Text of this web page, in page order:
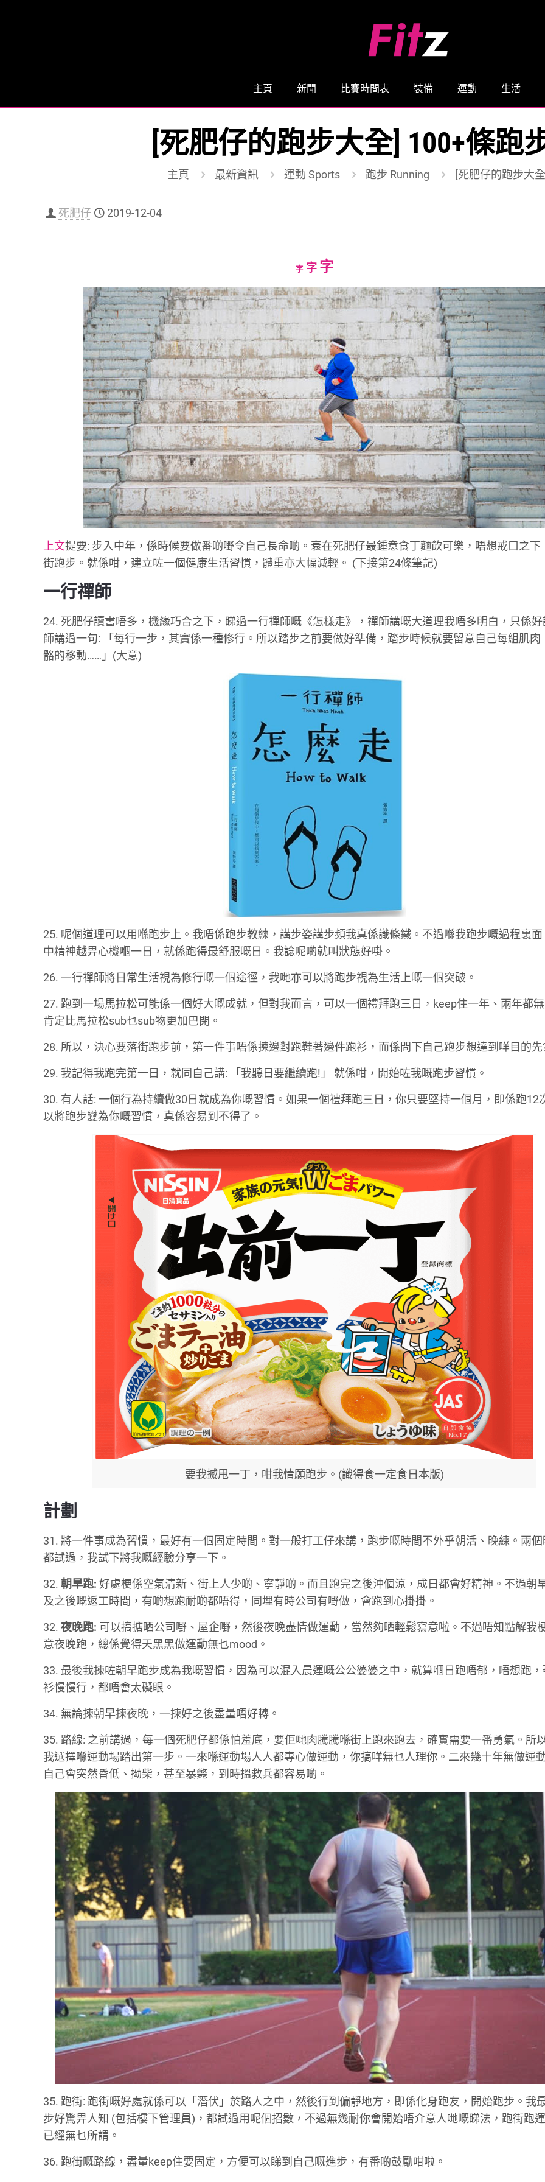
主頁 新聞 比賽時間表 裝備 運動 生活
[死肥仔的跑步大全] 100+條跑
主頁 最新資訊 運動 Sports 跑步 Running [死肥仔的跑步大
死肥仔 2019-12-04
字Decrease
size.
字Reset
size.
字Increase
font
size.
上文提要: 步入中年，係時候要做番啲嘢令自己長命啲。衰在死肥仔最鍾意食丁麵飲可樂，唔想戒口之下
街跑步。就係咁，建立咗一個健康生活習慣，體重亦大幅減輕。 (下接第24條筆記)
一行禪師
24. 死肥仔讀書唔多，機緣巧合之下，睇過一行禪師嘅《怎樣走》，禪師講嘅大道理我唔多明白，只係
師講過一句: 「每行一步，其實係一種修行。所以踏步之前要做好準備，踏步時候就要留意自己每組肌肉
骼的移動……」(大意)
25. 呢個道理可以用喺跑步上。我唔係跑步教練，講步姿講步頻我真係識條鐵。不過喺我跑步嘅過程裏
中精神越畀心機嗰一日，就係跑得最舒服嘅日。我諗呢啲就叫狀態好啩。
26. 一行禪師將日常生活視為修行嘅一個途徑，我哋亦可以將跑步視為生活上嘅一個突破。
27. 跑到一場馬拉松可能係一個好大嘅成就，但對我而言，可以一個禮拜跑三日，keep住一年、兩年都
肯定比馬拉松sub乜sub物更加巴閉。
28. 所以，決心要落街跑步前，第一件事唔係揀邊對跑鞋著邊件跑衫，而係問下自己跑步想達到咩目的先
29. 我記得我跑完第一日，就同自己講: 「我聽日要繼續跑!」 就係咁，開始咗我嘅跑步習慣。
30. 有人話: 一個行為持續做30日就成為你嘅習慣。如果一個禮拜跑三日，你只要堅持一個月，即係跑12
以將跑步變為你嘅習慣，真係容易到不得了。
要我搣甩一丁，咁我情願跑步。(識得食一定食日本版)
計劃
31. 將一件事成為習慣，最好有一個固定時間。對一般打工仔來講，跑步嘅時間不外乎朝活、晚練。兩
都試過，我試下將我嘅經驗分享一下。
32.朝早跑: 好處梗係空氣清新、街上人少啲、寧靜啲。而且跑完之後沖個涼，成日都會好精神。不過朝
及之後嘅返工時間，有啲想跑耐啲都唔得，同埋有時公司有嘢做，會跑到心掛掛。
32.夜晚跑: 可以搞掂晒公司嘢、屋企嘢，然後夜晚盡情做運動，當然夠晒輕鬆寫意啦。不過唔知點解我
意夜晚跑，總係覺得天黑黑做運動無乜mood。
33. 最後我揀咗朝早跑步成為我嘅習慣，因為可以混入晨運嘅公公婆婆之中，就算嗰日跑唔郁，唔想跑
衫慢慢行，都唔會太礙眼。
34. 無論揀朝早揀夜晚，一揀好之後盡量唔好轉。
35. 路線: 之前講過，每一個死肥仔都係怕羞底，要佢哋肉騰騰喺街上跑來跑去，確實需要一番勇氣。所
我選擇喺運動場踏出第一步。一來喺運動場人人都專心做運動，你搞咩無乜人理你。二來幾十年無做運
自己會突然昏低、拗柴，甚至暴斃，到時搵救兵都容易啲。
35. 跑街: 跑街嘅好處就係可以「潛伏」於路人之中，然後行到偏靜地方，即係化身跑友，開始跑步。我
步好驚畀人知 (包括樓下管理員)，都試過用呢個招數，不過無幾耐你會開始唔介意人哋嘅睇法，跑街跑
已經無乜所謂。
36. 跑街嘅路線，盡量keep住要固定，方便可以睇到自己嘅進步，有番啲鼓勵咁啦。